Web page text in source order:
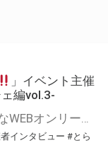
」イベント主催
編vol.3-
こんにちは、とらのあなWEBオンリー運営スタッフです。 新たにお届けする、イベント主催者インタビュー-マルシェ編-は、 とらのあなWEBオンリー「マルシェ」をご利用した主催様に 「マルシェ」を使って開催した感想や心がけをお聞きする企画です。 今回は、WEBオンリー初開催「つるみかるぱれーど
インタビュー #とら